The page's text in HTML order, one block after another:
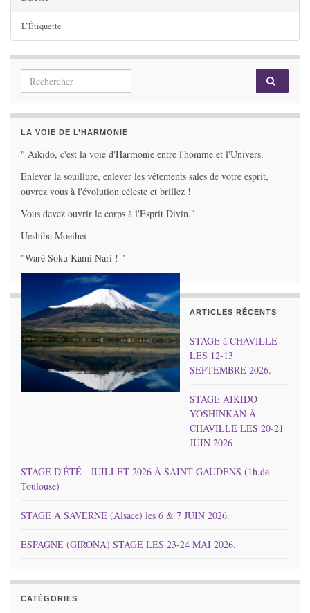
L’Étiquette
Search for:
LA VOIE DE L’HARMONIE
" Aïkido, c'est la voie d'Harmonie entre l'homme et l'Univers.
Enlever la souillure, enlever les vêtements sales de votre esprit,
ouvrez vous à l'évolution céleste et brillez !
Vous devez ouvrir le corps à l'Esprit Divin."
Ueshiba Moeiheï
"Waré Soku Kami Nari ! "
ARTICLES RÉCENTS
STAGE à CHAVILLE
LES 12-13
SEPTEMBRE 2026.
STAGE AIKIDO
YOSHINKAN À
CHAVILLE LES 20-21
JUIN 2026
STAGE D'ÉTÉ - JUILLET 2026 À SAINT-GAUDENS (1h.de
Toulouse)
STAGE À SAVERNE (Alsace) les 6 & 7 JUIN 2026.
ESPAGNE (GIRONA) STAGE LES 23-24 MAI 2026.
CATÉGORIES